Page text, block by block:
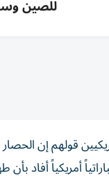
للصين
قولهم إن
أفاد بأن طهران قد